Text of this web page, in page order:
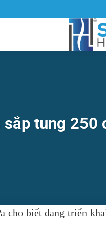
tung 250
cho biết đang triển